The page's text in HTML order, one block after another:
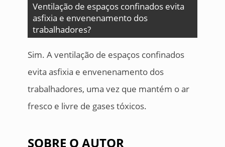
Ventilação de espaços confinados evita
asfixia e envenenamento dos
trabalhadores?
Sim. A ventilação de espaços confinados
evita asfixia e envenenamento dos
trabalhadores, uma vez que mantém o ar
fresco e livre de gases tóxicos.
SOBRE O AUTOR